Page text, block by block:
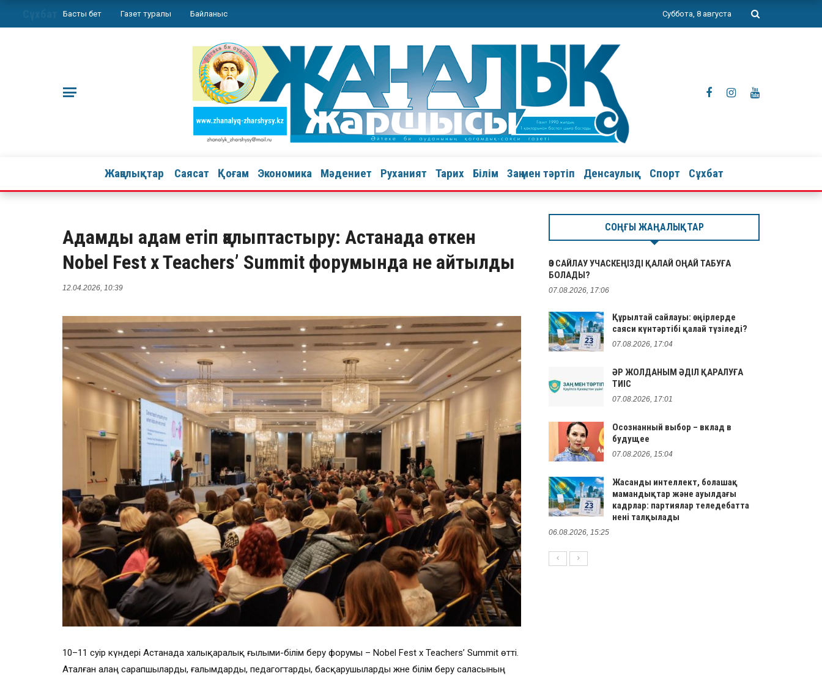
Басты бет Газет туралы Байланыс Суббота, 8 августа
Жаңалықтар Саясат Қоғам Экономика Мәдениет Руханият Тарих Білім Заң мен тәртіп Денсаулық Спорт Сұхбат
Адамды адам етіп қалыптастыру: Астанада өткен
Nobel Fest x Teachers’ Summit форумында не айтылды
12.04.2026, 10:39
10–11 сәуір күндері Астанада халықаралық ғылыми-білім беру форумы – Nobel Fest x Teachers’ Summit өтті.
Аталған алаң сарапшыларды, ғалымдарды, педагогтарды, басқарушыларды және білім беру саласының
СОҢҒЫ ЖАҢАЛЫҚТАР
ӨЗ САЙЛАУ УЧАСКЕҢІЗДІ ҚАЛАЙ ОҢАЙ ТАБУҒА
БОЛАДЫ?
07.08.2026, 17:06
Құрылтай сайлауы: өңірлерде
саяси күнтәртібі қалай түзіледі?
07.08.2026, 17:04
ӘР ЖОЛДАНЫМ ӘДІЛ ҚАРАЛУҒА
ТИІС
07.08.2026, 17:01
Осознанный выбор – вклад в
будущее
07.08.2026, 15:04
Жасанды интеллект, болашақ
мамандықтар және ауылдағы
кадрлар: партиялар теледебатта
нені талқылады
06.08.2026, 15:25